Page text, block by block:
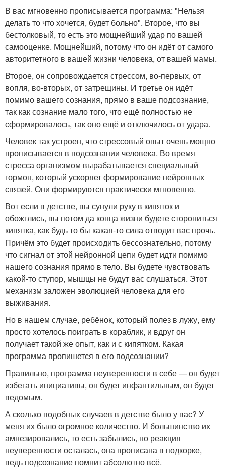
В вас мгновенно прописывается программа: "Нельзя
делать то что хочется, будет больно". Второе, что вы
бестолковый, то есть это мощнейший удар по вашей
самооценке. Мощнейший, потому что он идёт от самого
авторитетного в вашей жизни человека, от вашей мамы.
Второе, он сопровождается стрессом, во-первых, от
вопля, во-вторых, от затрещины. И третье он идёт
помимо вашего сознания, прямо в ваше подсознание,
так как сознание мало того, что ещё полностью не
сформировалось, так оно ещё и отключилось от удара.
Человек так устроен, что стрессовый опыт очень мощно
прописывается в подсознании человека. Во время
стресса организмом вырабатывается специальный
гормон, который ускоряет формирование нейронных
связей. Они формируются практически мгновенно.
Вот если в детстве, вы сунули руку в кипяток и
обожглись, вы потом да конца жизни будете сторониться
кипятка, как будь то бы какая-то сила отводит вас прочь.
Причём это будет происходить бессознательно, потому
что сигнал от этой нейронной цепи будет идти помимо
нашего сознания прямо в тело. Вы будете чувствовать
какой-то ступор, мышцы не будут вас слушаться. Этот
механизм заложен эволюцией человека для его
выживания.
Но в нашем случае, ребёнок, который полез в лужу, ему
просто хотелось поиграть в кораблик, и вдруг он
получает такой же опыт, как и с кипятком. Какая
программа пропишется в его подсознании?
Правильно, программа неуверенности в себе — он будет
избегать инициативы, он будет инфантильным, он будет
ведомым.
А сколько подобных случаев в детстве было у вас? У
меня их было огромное количество. И большинство их
амнезировались, то есть забылись, но реакция
неуверенности осталась, она прописана в подкорке,
ведь подсознание помнит абсолютно всё.